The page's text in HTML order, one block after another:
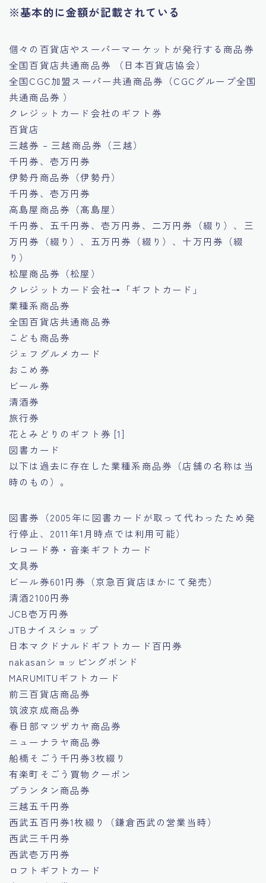
※基本的に金額が記載されている
個々の百貨店やスーパーマーケットが発行する商品券
全国百貨店共通商品券 （日本百貨店協会）
全国CGC加盟スーパー共通商品券（CGCグループ全国
共通商品券 ）
クレジットカード会社のギフト券
百貨店
三越券 – 三越商品券（三越）
千円券、壱万円券
伊勢丹商品券（伊勢丹）
千円券、壱万円券
高島屋商品券（髙島屋）
千円券、五千円券、壱万円券、二万円券（綴り）、三
万円券（綴り）、五万円券（綴り）、十万円券（綴
り）
松屋商品券（松屋）
クレジットカード会社→「ギフトカード」
業種系商品券
全国百貨店共通商品券
こども商品券
ジェフグルメカード
おこめ券
ビール券
清酒券
旅行券
花とみどりのギフト券 [1]
図書カード
以下は過去に存在した業種系商品券（店舗の名称は当
時のもの）。
図書券（2005年に図書カードが取って代わったため発
行停止、2011年1月時点では利用可能）
レコード券・音楽ギフトカード
文具券
ビール券601円券（京急百貨店ほかにて発売）
清酒2100円券
JCB壱万円券
JTBナイスショップ
日本マクドナルドギフトカード百円券
nakasanショッピングボンド
MARUMITUギフトカード
前三百貨店商品券
筑波京成商品券
春日部マツザカヤ商品券
ニューナラヤ商品券
船橋そごう千円券3枚綴り
有楽町そごう買物クーポン
プランタン商品券
三越五千円券
西武五百円券1枚綴り（鎌倉西武の営業当時）
西武三千円券
西武壱万円券
ロフトギフトカード